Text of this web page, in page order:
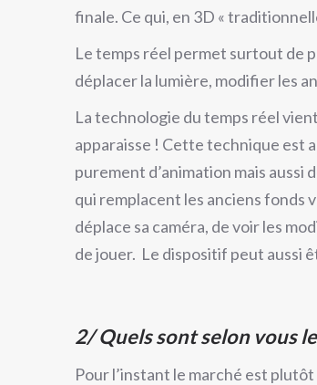
finale. Ce qui, en 3D «
Le temps réel permet surtout de
déplacer la lumière, modifier les
La technologie du temps réel
apparaisse ! Cette technique est
purement d’animation mais aussi
qui remplacent les anciens fonds
déplace sa caméra, de voir les
de jouer. Le dispositif peut aussi
2/ Quels sont selon vous
Pour l’instant le marché est